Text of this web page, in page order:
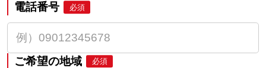
電話番号 必須
ご希望の地域 必須